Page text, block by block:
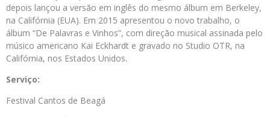
depois lançou a versão em inglês do mesmo álbum em Berkeley,
na Califórnia (EUA). Em 2015 apresentou o novo trabalho, o
álbum “De Palavras e Vinhos”, com direção musical assinada pelo
músico americano Kai Eckhardt e gravado no Studio OTR, na
Califórnia, nos Estados Unidos.
Serviço:
Festival Cantos de Beagá